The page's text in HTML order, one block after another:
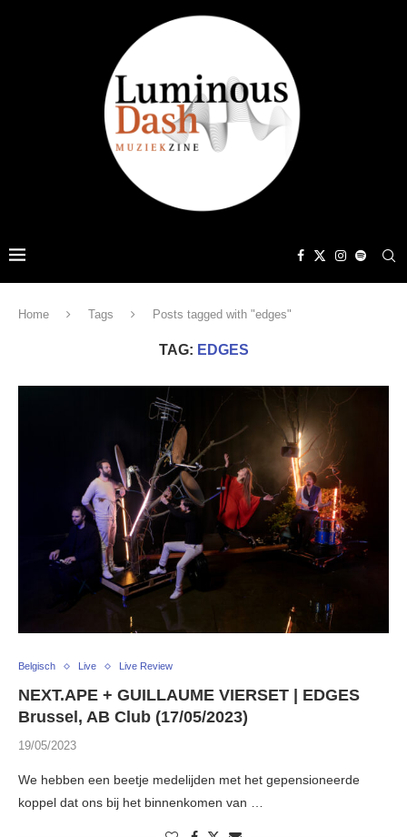
Home Tags Posts tagged with "edges"
TAG: EDGES
Belgisch Live Live Review
NEXT.APE + GUILLAUME VIERSET | EDGES
Brussel, AB Club (17/05/2023)
19/05/2023
We hebben een beetje medelijden met het gepensioneerde
koppel dat ons bij het binnenkomen van …